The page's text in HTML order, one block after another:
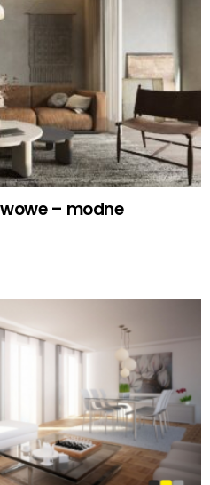
– modne